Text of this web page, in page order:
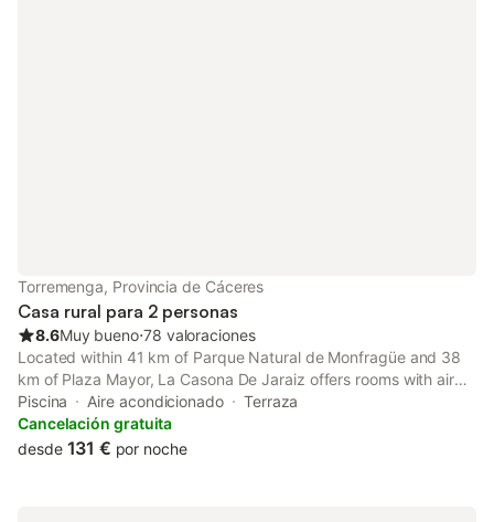
Torremenga, Provincia de Cáceres
Casa rural para 2 personas
8.6Muy bueno⋅78 valoraciones
Located within 41 km of Parque Natural de Monfragüe and 38
km of Plaza Mayor, La Casona De Jaraiz offers rooms with air
conditioning and a private bathroom in Jaraiz de la Vera.
Piscina Aire acondicionado
Terraza
Cancelación gratuita
desde 131 € por noche